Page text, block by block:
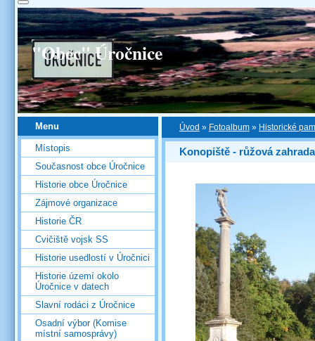
"Obec" Úročnice
Úvod » Fotoalbum » Historické
Konopiště - růžová zahrada
Menu
Místopis
Současnost obce Úročnice
Historie obce Úročnice
Zájmové organizace
Historie ČR
Cvičiště vojsk SS
Historie usedlostí v Úročnici
Historie území okolo
Úročnice v datech
Slavní rodáci z Úročnice
Osadní výbor (Komise
místní samosprávy)